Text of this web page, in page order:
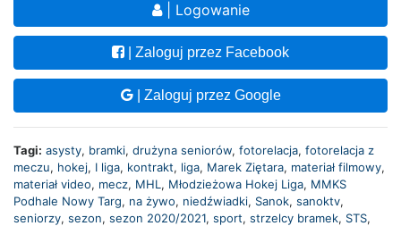
| Logowanie
| Zaloguj przez Facebook
| Zaloguj przez Google
Tagi: asysty, bramki, drużyna seniorów, fotorelacja, fotorelacja z
meczu, hokej, I liga, kontrakt, liga, Marek Ziętara, materiał filmowy,
materiał video, mecz, MHL , Młodzieżowa Hokej Liga, MMKS
Podhale Nowy Targ, na żywo, niedźwiadki, Sanok, sanoktv,
seniorzy, sezon, sezon 2020/2021, sport, strzelcy bramek, STS,